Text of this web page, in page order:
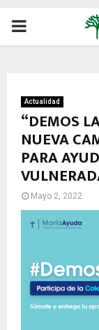
P
M
A
R
Actualidad
“DEMOS
NUEVA
PARA
Mayo 2, 2022